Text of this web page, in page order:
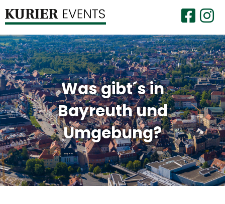
Was gibt´s in
Bayreuth und
Umgebung?